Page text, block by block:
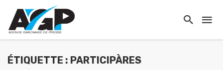
ÉTIQUETTE : PARTICIPÀRES